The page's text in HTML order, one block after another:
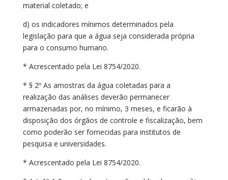
material coletado; e
d) os indicadores mínimos determinados pela
legislação para que a água seja considerada própria
para o consumo humano.
* Acrescentado pela Lei 8754/2020.
* § 2º As amostras da água coletadas para a
realização das análises deverão permanecer
armazenadas por, no mínimo, 3 meses, e ficarão à
disposição dos órgãos de controle e fiscalização, bem
como poderão ser fornecidas para institutos de
pesquisa e universidades.
* Acrescentado pela Lei 8754/2020.